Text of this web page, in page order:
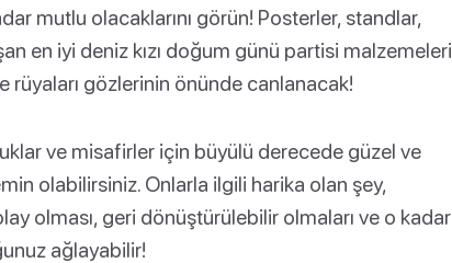
mutlu olacaklarını görün! Posterler, standlar,
en iyi deniz kızı doğum günü partisi malzemeleri
rüyaları gözlerinin önünde canlanacak!
ve misafirler için büyülü derecede güzel ve
olabilirsiniz. Onlarla ilgili harika olan şey,
olması, geri dönüştürülebilir olmaları ve o kadar
ağlayabilir!